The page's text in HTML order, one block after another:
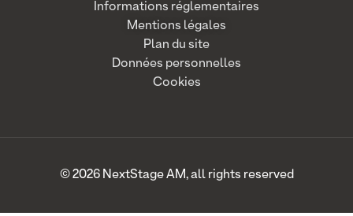
Informations réglementaires
Mentions légales
Plan du site
Données personnelles
Cookies
© 2026 NextStage AM, all rights reserved